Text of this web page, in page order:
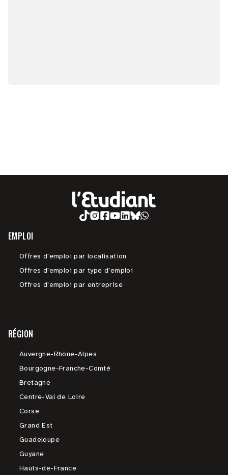
EMPLOI
Offres d'emploi par localisation
Offres d'emploi par type d'emploi
Offres d'emploi par entreprise
RÉGION
Auvergne-Rhône-Alpes
Bourgogne-Franche-Comté
Bretagne
Centre-Val de Loire
Corse
Grand Est
Guadeloupe
Guyane
Hauts-de-France